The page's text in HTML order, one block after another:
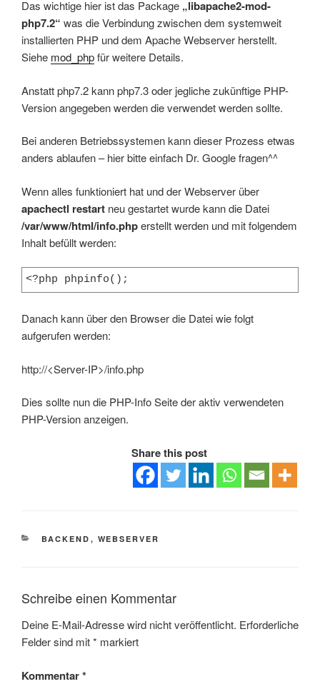
Das wichtige hier ist das Package „libapache2-mod-
php7.2“ was die Verbindung zwischen dem systemweit
installierten PHP und dem Apache Webserver herstellt.
Siehe mod_phpfür weitere Details.
Anstatt php7.2 kann php7.3 oder jegliche zukünftige PHP-
Version angegeben werden die verwendet werden sollte.
Bei anderen Betriebssystemen kann dieser Prozess etwas
anders ablaufen – hier bitte einfach Dr. Google fragen^^
Wenn alles funktioniert hat und der Webserver über
apachectl restart neu gestartet wurde kann die Datei
/var/www/html/info.phperstellt werden und mit folgendem
Inhalt befüllt werden:
<?php phpinfo();
Danach kann über den Browser die Datei wie folgt
aufgerufen werden:
http://<Server-IP>/info.php
Dies sollte nun die PHP-Info Seite der aktiv verwendeten
PHP-Version anzeigen.
Share this post
KATEGORIEN
BACKEND , WEBSERVER
Schreibe einen Kommentar
Deine E-Mail-Adresse wird nicht veröffentlicht. Erforderliche
Felder sind mit* markiert
Kommentar*